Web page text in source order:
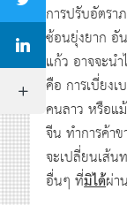
การปรับอัตร
ซ้อนยุ่งยาก อั
แก้ว อาจจะน
คือ การเบี่ยง
คนลาว หรือแ
จีน ทำการค้า
จะเปลี่ยนเส้น
อื่นๆ ที่มิได้ผ่า